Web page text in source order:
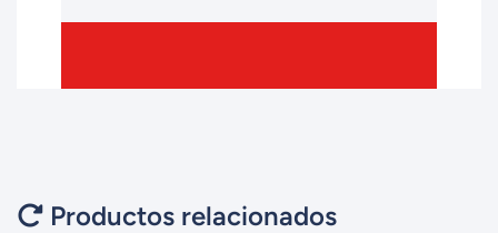
Productos relacionados